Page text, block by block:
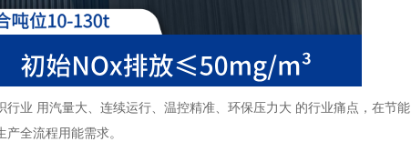
业 用汽量大、连续运行、温控精准、环保压力大 的行业痛点，在节能
全流程用能需求。